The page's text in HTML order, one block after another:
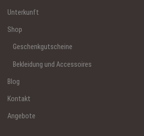
Unterkunft
Shop
Geschenkgutscheine
Bekleidung und Accessoires
Blog
Kontakt
Angebote